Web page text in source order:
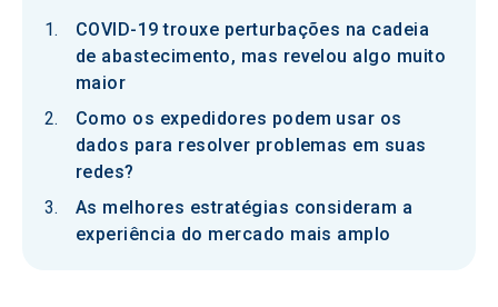
COVID-19 trouxe perturbações na cadeia
de abastecimento, mas revelou algo muito
maior
Como os expedidores podem usar os
dados para resolver problemas em suas
redes?
As melhores estratégias consideram a
experiência do mercado mais amplo